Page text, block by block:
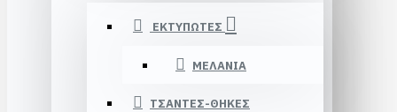
ΕΚΤΥΠΩΤΕΣ
ΜΕΛΑΝΙΑ
ΤΣΑΝΤΕΣ-ΘΗΚΕΣ